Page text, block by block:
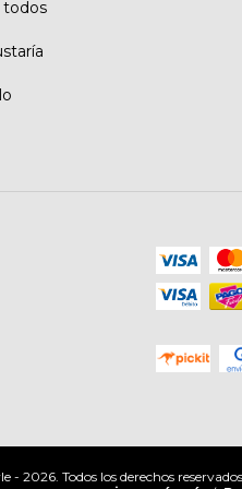
todos
- 2026. Todos los derechos